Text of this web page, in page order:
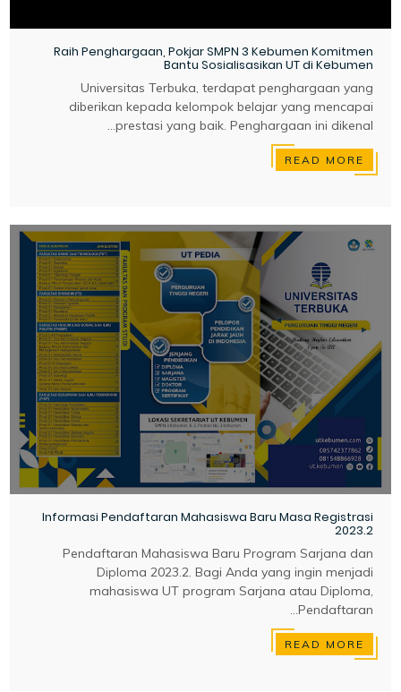
Raih Penghargaan, Pokjar SMPN 3 Kebumen Komitmen
Bantu Sosialisasikan UT di Kebumen
Universitas Terbuka, terdapat penghargaan yang
diberikan kepada kelompok belajar yang mencapai
prestasi yang baik. Penghargaan ini dikenal...
READ MORE
Informasi Pendaftaran Mahasiswa Baru Masa Registrasi
2023.2
Pendaftaran Mahasiswa Baru Program Sarjana dan
Diploma 2023.2. Bagi Anda yang ingin menjadi
mahasiswa UT program Sarjana atau Diploma,
Pendaftaran...
READ MORE